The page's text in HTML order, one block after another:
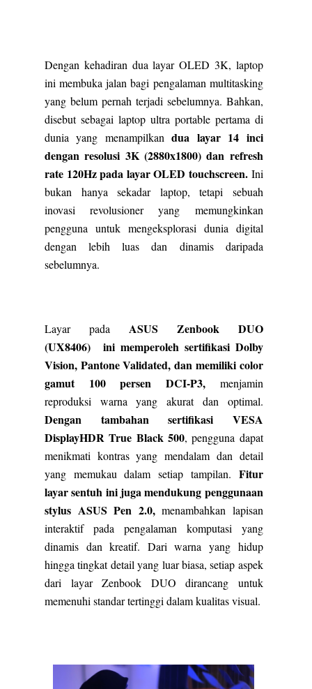
Dengan kehadiran dua layar OLED 3K, laptop
ini membuka jalan bagi pengalaman multitasking
yang belum pernah terjadi sebelumnya. Bahkan,
disebut sebagai laptop ultra portable pertama di
dunia yang menampilkandua layar 14 inci
dengan resolusi 3K (2880x1800) dan refresh
rate 120Hz pada layar OLED touchscreen. Ini
bukan hanya sekadar laptop, tetapi sebuah
inovasi revolusioner yang memungkinkan
pengguna untuk mengeksplorasi dunia digital
dengan lebih luas dan dinamis daripada
sebelumnya.
Layar pada ASUS Zenbook DUO
(UX8406) ini memperoleh sertifikasi Dolby
Vision, Pantone Validated, dan memiliki color
gamut 100 persen DCI-P3,menjamin
reproduksi warna yang akurat dan optimal.
Dengan tambahan sertifikasi VESA
DisplayHDR True Black 500, pengguna dapat
menikmati kontras yang mendalam dan detail
yang memukau dalam setiap tampilan. Fitur
layar sentuh ini juga mendukung penggunaan
stylus ASUS Pen 2.0,menambahkan lapisan
interaktif pada pengalaman komputasi yang
dinamis dan kreatif. Dari warna yang hidup
hingga tingkat detail yang luar biasa, setiap aspek
dari layar Zenbook DUO dirancang untuk
memenuhi standar tertinggi dalam kualitas visual.